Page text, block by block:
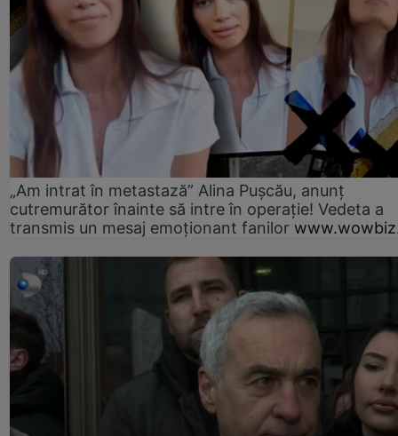
„Am intrat în metastază” Alina Pușcău, anunț
cutremurător înainte să intre în operație! Vedeta a
transmis un mesaj emoționant fanilor